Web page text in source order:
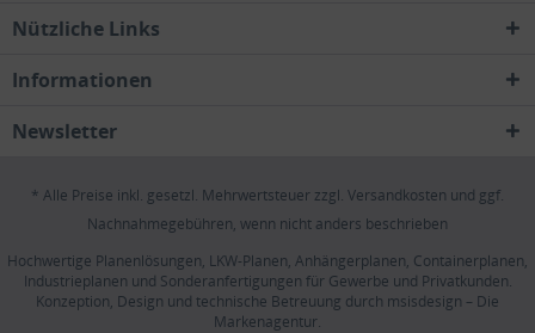
Nützliche Links
Informationen
Newsletter
* Alle Preise inkl. gesetzl. Mehrwertsteuer zzgl. Versandkosten und ggf.
Nachnahmegebühren, wenn nicht anders beschrieben
Hochwertige Planenlösungen, LKW-Planen, Anhängerplanen, Containerplanen,
Industrieplanen und Sonderanfertigungen für Gewerbe und Privatkunden.
Konzeption, Design und technische Betreuung durch msisdesign – Die
Markenagentur.